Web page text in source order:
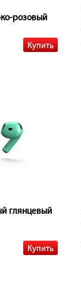
розовый
глянцевый